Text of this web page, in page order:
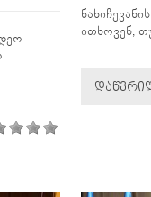
ითხოვენ,